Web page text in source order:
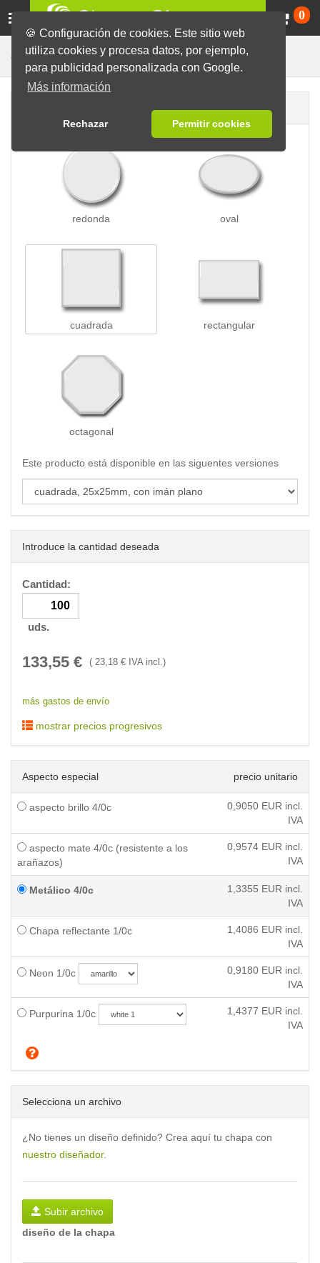
🍪 Configuración de cookies. Este sitio web
utiliza cookies y procesa datos, por ejemplo,
para publicidad personalizada con Google.
Más información
Rechazar Permitir cookies
0
Chapas Chapas con Imán Para la Nevera
redonda oval
cuadrada rectangular
octagonal
Este producto está disponible en las siguentes versiones
Introduce la cantidad deseada
Cantidad:
uds.
133,55 € ( 23,18 € IVA incl.)
más gastos de envío
mostrar precios progresivos
Aspecto especial precio unitario
aspecto brillo 4/0c 0,9050 EUR incl.
IVA
aspecto mate 4/0c (resistente a los
arañazos)
0,9574 EUR incl.
IVA
Metálico 4/0c 1,3355 EUR incl.
IVA
Chapa reflectante 1/0c 1,4086 EUR incl.
IVA
Neon 1/0c 0,9180 EUR incl.
IVA
Purpurina 1/0c 1,4377 EUR incl.
IVA
Selecciona un archivo
¿No tienes un diseño definido? Crea aquí tu chapa con
nuestro diseñador.
Subir archivo
diseño de la chapa